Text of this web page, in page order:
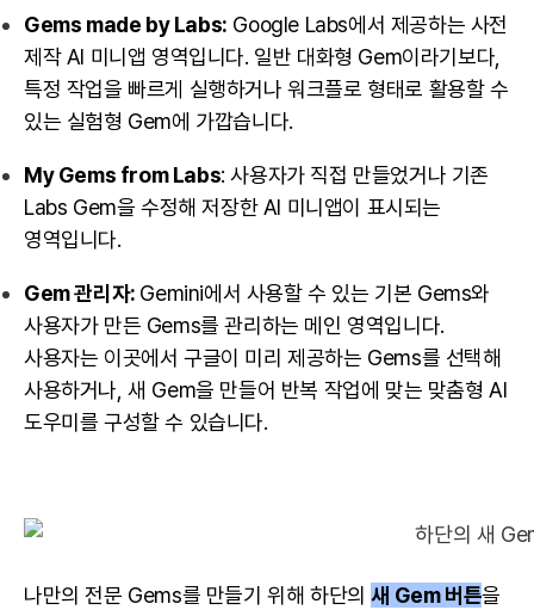
Gems made by Labs: Google Labs에서 제공하는 사전
제작 AI 미니앱 영역입니다. 일반 대화형 Gem이라기보다,
특정 작업을 빠르게 실행하거나 워크플로 형태로 활용할 수
있는 실험형 Gem에 가깝습니다.
My Gems from Labs: 사용자가 직접 만들었거나 기존
Labs Gem을 수정해 저장한 AI 미니앱이 표시되는
영역입니다.
Gem 관리자: Gemini에서 사용할 수 있는 기본 Gems와
사용자가 만든 Gems를 관리하는 메인 영역입니다.
사용자는 이곳에서 구글이 미리 제공하는 Gems를 선택해
사용하거나, 새 Gem을 만들어 반복 작업에 맞는 맞춤형 AI
도우미를 구성할 수 있습니다.
나만의 전문 Gems를 만들기 위해 하단의새 Gem 버튼을